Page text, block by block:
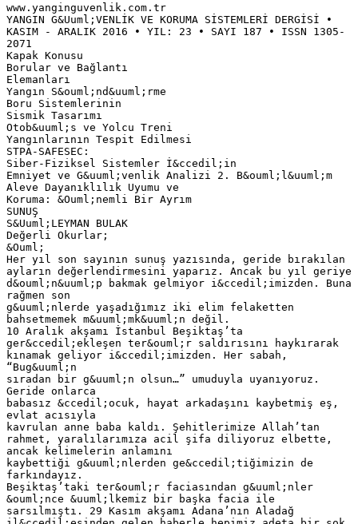
www.yanginguvenlik.com.tr
YANGIN G&Uuml;VENLİK VE KORUMA SİSTEMLERİ DERGİSİ •
KASIM - ARALIK 2016 • YIL: 23 • SAYI 187 • ISSN 1305-
2071
Kapak Konusu
Borular ve Bağlantı
Elemanları
Yangın S&ouml;nd&uuml;rme
Boru Sistemlerinin
Sismik Tasarımı
Otob&uuml;s ve Yolcu Treni
Yangınlarının Tespit Edilmesi
STPA-SAFESEC:
Siber-Fiziksel Sistemler İ&ccedil;in
Emniyet ve G&uuml;venlik Analizi 2. B&ouml;l&uuml;m
Aleve Dayanıklılık Uyumu ve
Koruma: &Ouml;nemli Bir Ayrım
SUNUŞ
S&Uuml;LEYMAN BULAK
Değerli Okurlar;
&Ouml;
Her yıl son sayının sunuş yazısında, geride bırakılan
ayların değerlendirmesini yaparız. Ancak bu yıl geriye
d&ouml;n&uuml;p bakmak gelmiyor i&ccedil;imizden. Buna
rağmen son
g&uuml;nlerde yaşadığımız iki elim felaketten
bahsetmemek m&uuml;mk&uuml;n değil.
10 Aralık akşamı İstanbul Beşiktaş’ta
ger&ccedil;ekleşen ter&ouml;r saldırısını haykırarak
kınamak geliyor i&ccedil;imizden. Her sabah,
“Bug&uuml;n
sıradan bir g&uuml;n olsun…” umuduyla uyanıyoruz.
Geride onlarca
babasız &ccedil;ocuk, hayat arkadaşını kaybetmiş eş,
evlat acısıyla
kavrulan anne baba kaldı. Şehitlerimize Allah’tan
rahmet, yaralılarımıza acil şifa diliyoruz elbette,
ancak kelimelerin anlamını
kaybettiği g&uuml;nlerden ge&ccedil;tiğimizin de
farkındayız.
Beşiktaş’taki ter&ouml;r faciasından g&uuml;nler
&ouml;nce &uuml;lkemiz bir başka facia ile
sarsılmıştı. 29 Kasım akşamı Adana’nın Aladağ